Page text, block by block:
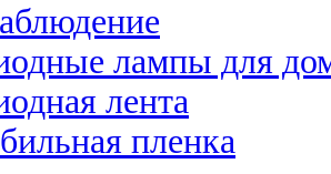
лампы для
лента
пленка